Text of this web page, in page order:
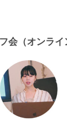
会（オンライ